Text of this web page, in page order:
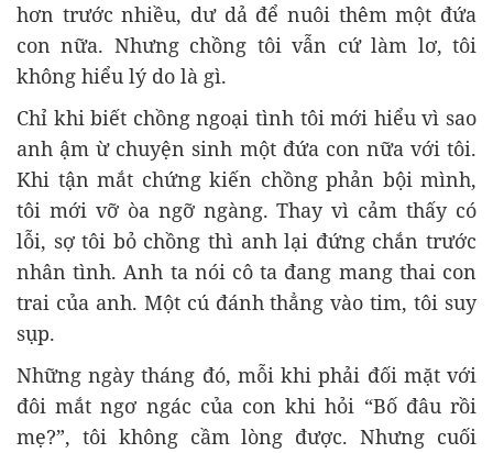
hơn trước nhiều, dư dả để nuôi thêm một đứa
con nữa. Nhưng chồng tôi vẫn cứ làm lơ, tôi
không hiểu lý do là gì.
Chỉ khi biết chồng ngoại tình tôi mới hiểu vì sao
anh ậm ừ chuyện sinh một đứa con nữa với tôi.
Khi tận mắt chứng kiến chồng phản bội mình,
tôi mới vỡ òa ngỡ ngàng. Thay vì cảm thấy có
lỗi, sợ tôi bỏ chồng thì anh lại đứng chắn trước
nhân tình. Anh ta nói cô ta đang mang thai con
trai của anh. Một cú đánh thẳng vào tim, tôi suy
sụp.
Những ngày tháng đó, mỗi khi phải đối mặt với
đôi mắt ngơ ngác của con khi hỏi “Bố đâu rồi
mẹ?”, tôi không cầm lòng được. Nhưng cuối